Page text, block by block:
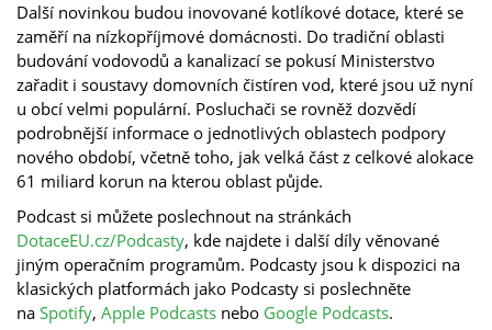
Další novinkou budou inovované kotlíkové dotace, které se
zaměří na nízkopříjmové domácnosti. Do tradiční oblasti
budování vodovodů a kanalizací se pokusí Ministerstvo
zařadit i soustavy domovních čistíren vod, které jsou už nyní
u obcí velmi populární. Posluchači se rovněž dozvědí
podrobnější informace o jednotlivých oblastech podpory
nového období, včetně toho, jak velká část z celkové alokace
61 miliard korun na kterou oblast půjde.
Podcast si můžete poslechnout na stránkách
DotaceEU.cz/Podcasty, kde najdete i další díly věnované
jiným operačním programům. Podcasty jsou k dispozici na
klasických platformách jako Podcasty si poslechněte
na Spotify, Apple Podcasts nebo Google Podcasts.